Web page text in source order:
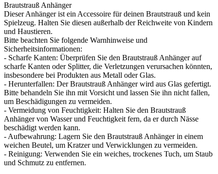
Brautstrauß Anhänger
Dieser Anhänger ist ein Accessoire für deinen Brautstrauß und kein
Spielzeug. Halten Sie diesen außerhalb der Reichweite von Kindern
und Haustieren.
Bitte beachten Sie folgende Warnhinweise und
Sicherheitsinformationen:
- Scharfe Kanten: Überprüfen Sie den Brautstrauß Anhänger auf
scharfe Kanten oder Splitter, die Verletzungen verursachen könnten,
insbesondere bei Produkten aus Metall oder Glas.
- Herunterfallen: Der Brautstrauß Anhänger wird aus Glas gefertigt.
Bitte behandeln Sie ihn mit Vorsicht und lassen Sie ihn nicht fallen,
um Beschädigungen zu vermeiden.
- Vermeidung von Feuchtigkeit: Halten Sie den Brautstrauß
Anhänger von Wasser und Feuchtigkeit fern, da er durch Nässe
beschädigt werden kann.
- Aufbewahrung: Lagern Sie den Brautstrauß Anhänger in einem
weichen Beutel, um Kratzer und Verwicklungen zu vermeiden.
- Reinigung: Verwenden Sie ein weiches, trockenes Tuch, um Staub
und Schmutz zu entfernen.